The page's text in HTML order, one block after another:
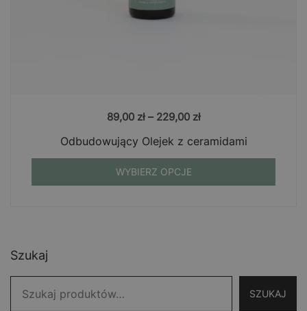
89,00 zł – 229,00 zł
Odbudowujący Olejek z ceramidami
WYBIERZ OPCJE
Szukaj
SZUKAJ